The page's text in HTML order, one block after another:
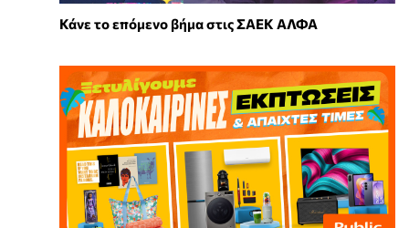
Κάνε το επόμενο βήμα στις ΣΑΕΚ ΑΛΦΑ